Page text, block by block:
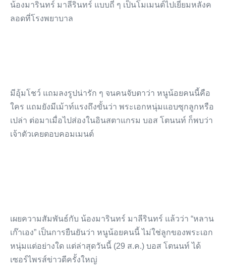
น้องมารินทร์ มาลีรินทร์ แบบถี่ ๆ เป็นโมเมนต์ไปเยี่ยมหลังค
ลอดที่โรงพยาบาล
มีอุ้มโชว์ แถมลงรูปน่ารัก ๆ จนคนจับตาว่า หนูน้อยคนนี้คือ
ใคร แถมยังมีเม้าท์แรงถึงขั้นว่า พระเอกหนุ่มแอบซุกลูกหรือ
เปล่า ต่อมาเมื่อไปส่องในอินสตาแกรม บอส โตนนท์ ก็พบว่า
เจ้าตัวเคยตอบคอมเมนต์
เผยความสัมพันธ์กับ น้องมารินทร์ มาลีรินทร์ แล้วว่า “หลาน
เก๊าเอง” เป็นการยืนยันว่า หนูน้อยคนนี้ ไม่ใช่ลูกของพระเอก
หนุ่มแต่อย่างใด แต่ล่าสุดวันนี้ (29 ส.ค.) บอส โตนนท์ ได้
เซอร์ไพรส์ข่าวดีครั้งใหญ่